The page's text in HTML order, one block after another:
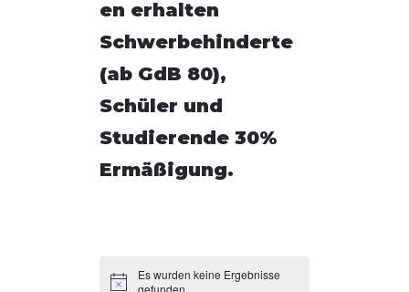
en erhalten
Schwerbehinderte
(ab GdB 80),
Schüler und
Studierende 30%
Ermäßigung.
Es wurden keine Ergebnisse
gefunden.